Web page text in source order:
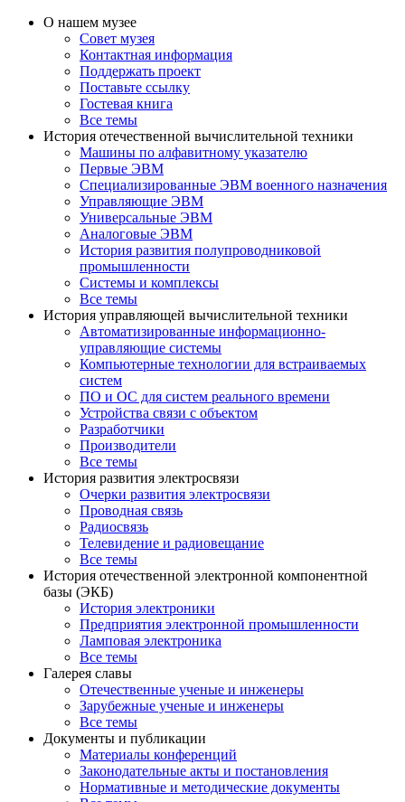
О нашем музее
Совет музея
Контактная информация
Поддержать проект
Поставьте ссылку
Гостевая книга
Все темы
История отечественной вычислительной техники
Машины по алфавитному указателю
Первые ЭВМ
Специализированные ЭВМ военного назначения
Управляющие ЭВМ
Универсальные ЭВМ
Аналоговые ЭВМ
История развития полупроводниковой
промышленности
Системы и комплексы
Все темы
История управляющей вычислительной техники
Автоматизированные информационно-
управляющие системы
Компьютерные технологии для встраиваемых
систем
ПО и ОС для систем реального времени
Устройства связи с объектом
Разработчики
Производители
Все темы
История развития электросвязи
Очерки развития электросвязи
Проводная связь
Радиосвязь
Телевидение и радиовещание
Все темы
История отечественной электронной компонентной
базы (ЭКБ)
История электроники
Предприятия электронной промышленности
Ламповая электроника
Все темы
Галерея славы
Отечественные ученые и инженеры
Зарубежные ученые и инженеры
Все темы
Документы и публикации
Материалы конференций
Законодательные акты и постановления
Нормативные и методические документы